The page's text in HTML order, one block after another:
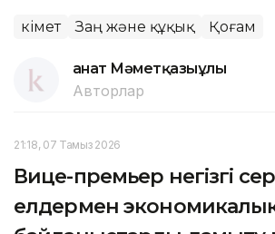
Үкімет Заң және құқық Қоғам
Қанат Мәметқазыұлы
Авторлар
21:18, 07 Тамыз 2026
Вице-премьер негізгі
елдермен